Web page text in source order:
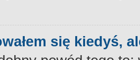
się kiedyś,